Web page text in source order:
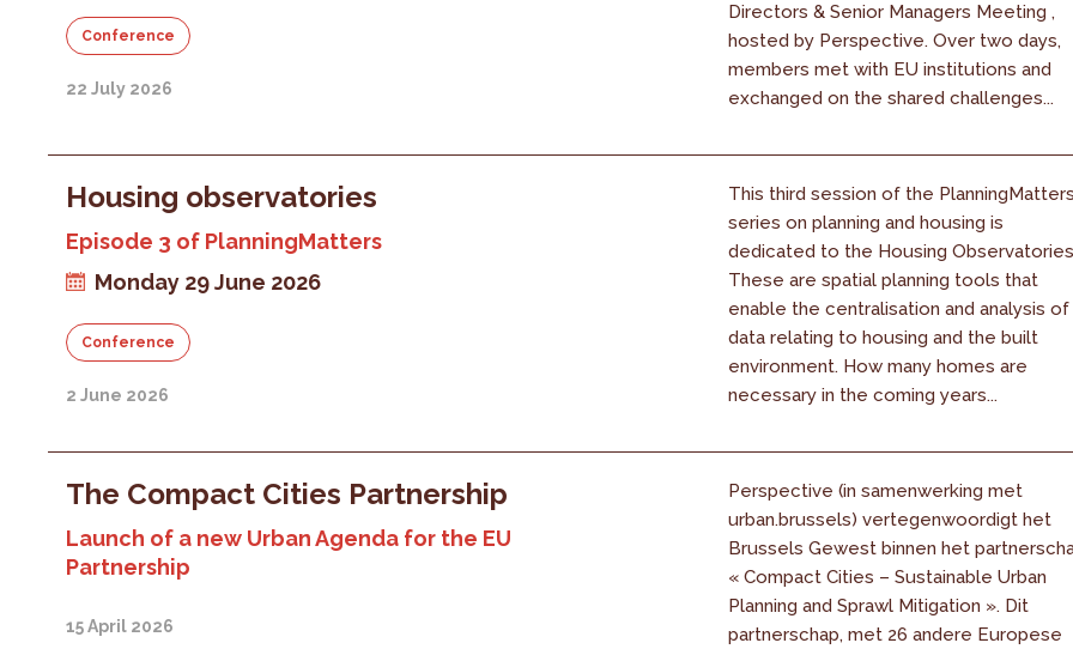
Conference
22 July 2026
Directors & Senior Managers Meeting ,
hosted by Perspective. Over two days,
members met with EU institutions and
exchanged on the shared challenges...
Housing observatories
Episode 3 of PlanningMatters
Monday 29 June 2026
Conference
2 June 2026
This third session of the
series on planning and housing is
dedicated to the Housing
These are spatial planning tools that
enable the centralisation and analysis of
data relating to housing and the built
environment. How many homes are
necessary in the coming years...
The Compact Cities Partnership
Launch of a new Urban Agenda for the EU
Partnership
15 April 2026
Perspective (in samenwerking met
urban.brussels) vertegenwoordigt het
Brussels Gewest binnen het
« Compact Cities – Sustainable Urban
Planning and Sprawl Mitigation ». Dit
partnerschap, met 26 andere Europese